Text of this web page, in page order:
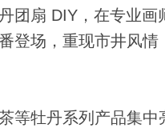
团扇 DIY，在专业画
登场，重现市井风情
牡丹系列产品集中